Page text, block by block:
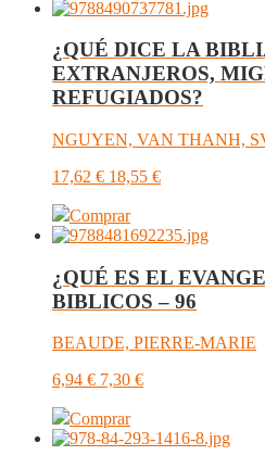
¿QUÉ DICE LA
EXTRANJEROS,
REFUGIADOS?
NGUYEN, VAN THANH,
17,62 € 18,55 €
Comprar
¿QUÉ ES EL
BIBLICOS – 96
BEAUDE, PIERRE-MARIE
6,94 € 7,30 €
Comprar